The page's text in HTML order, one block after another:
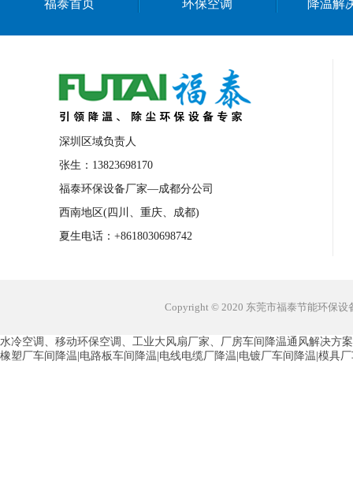
福泰首页 环保空调 降温解
深圳区域负责人
张生：13823698170
福泰环保设备厂家—成都分公司
西南地区(四川、重庆、成都)
夏生电话：+8618030698742
Copyright © 2020 东莞市福泰节能环保设
水冷空调、移动环保空调、工业大风扇厂家、厂房车间降温通风解决方
橡塑厂车间降温|电路板车间降温|电线电缆厂降温|电镀厂车间降温|模具